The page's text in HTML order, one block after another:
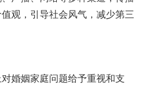
观，引导社会风气，减少第三
婚姻家庭问题给予重视和支